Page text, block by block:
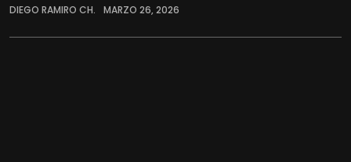
DIEGO RAMIRO CH. MARZO 26, 2026